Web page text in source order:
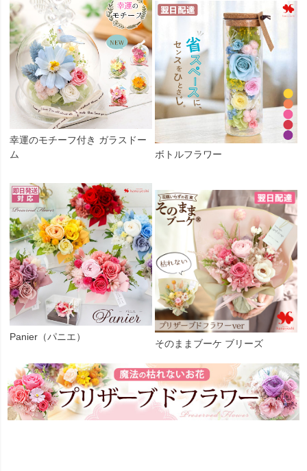
幸運のモチーフ付き ガラスドー
ム
ボトルフラワー
Panier（パニエ）
そのままブーケ ブリーズ